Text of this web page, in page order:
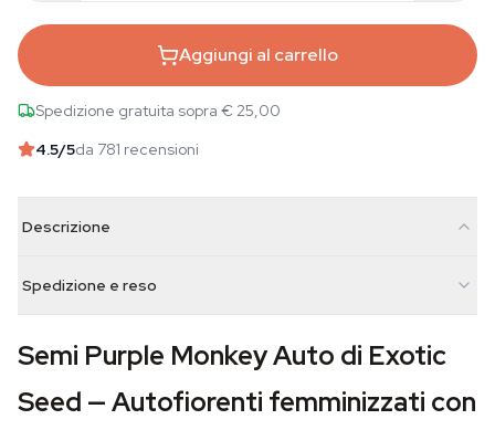
Aggiungi al carrello
Spedizione gratuita sopra € 25,00
4.5/5da 781 recensioni
Descrizione
Spedizione e reso
Semi Purple Monkey Auto di Exotic
Seed — Autofiorenti femminizzati con